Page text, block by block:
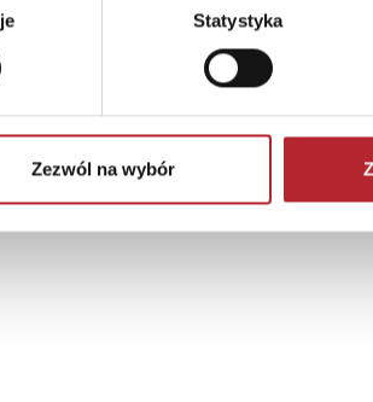
Statystyka
Zezwól na wybór
się małymi oderwanymi
się małymi oderwanymi